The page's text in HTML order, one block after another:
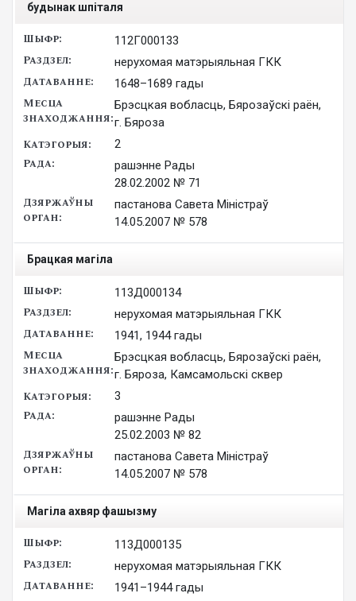
112Г000133
будынак шпіталя
1648–1689 гады
Брэсцкая вобласць, Бярозаўскі раён,
г. Бяроза
2
рашэнне Рады
28.02.2002 № 71
пастанова Савета Міністраў
14.05.2007 № 578
нерухомая матэрыяльная ГКК
113Д000134
Брацкая магіла
1941, 1944 гады
Брэсцкая вобласць, Бярозаўскі раён,
г. Бяроза, Камсамольскі сквер
3
рашэнне Рады
25.02.2003 № 82
пастанова Савета Міністраў
14.05.2007 № 578
нерухомая матэрыяльная ГКК
113Д000135
Магіла ахвяр фашызму
1941–1944 гады
нерухомая матэрыяльная ГКК